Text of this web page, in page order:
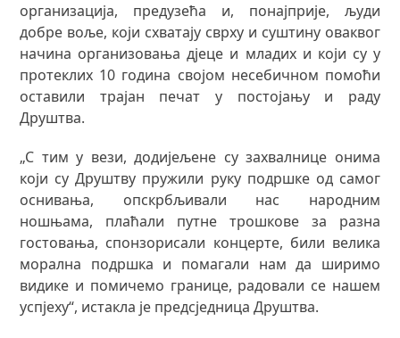
организација, предузећа и, понајприје, људи
добре воље, који схватају сврху и суштину оваквог
начина организовања дјеце и младих и који су у
протеклих 10 година својом несебичном помоћи
оставили трајан печат у постојању и раду
Друштва.
„С тим у вези, додијељене су захвалнице онима
који су Друштву пружили руку подршке од самог
оснивања, опскрбљивали нас народним
ношњама, плаћали путне трошкове за разна
гостовања, спонзорисали концерте, били велика
морална подршка и помагали нам да ширимо
видике и помичемо границе, радовали се нашем
успјеху“, истакла је предсједница Друштва.